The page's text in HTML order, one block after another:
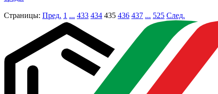
Страницы: Пред. 1 ... 433 434 435 436 437 ... 525 След.